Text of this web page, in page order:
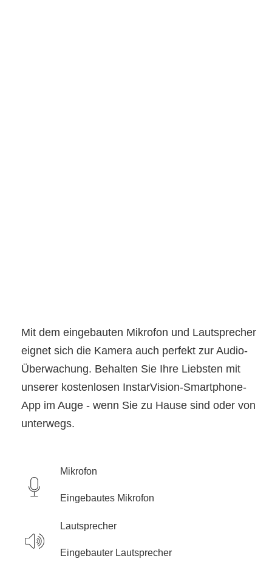
Mit dem eingebauten Mikrofon und Lautsprecher
eignet sich die Kamera auch perfekt zur Audio-
Überwachung. Behalten Sie Ihre Liebsten mit
unserer kostenlosen InstarVision-Smartphone-
App im Auge - wenn Sie zu Hause sind oder von
unterwegs.
Mikrofon
Eingebautes Mikrofon
Lautsprecher
Eingebauter Lautsprecher